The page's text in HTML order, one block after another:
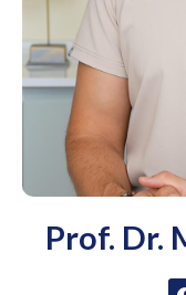
Prof. Dr.